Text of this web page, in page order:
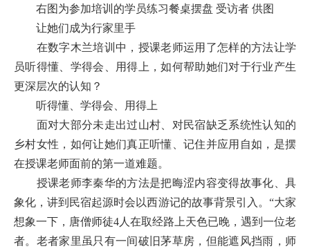
右图为参加培训的学员练习餐桌摆盘 受访者 供图
让她们成为行家里手
在数字木兰培训中，授课老师运用了怎样的方法让学
员听得懂、学得会、用得上，如何帮助她们对于行业产生
更深层次的认知？
听得懂、学得会、用得上
面对大部分未走出过山村、对民宿缺乏系统性认知的
乡村女性，如何让她们真正听懂、记住并应用自如，是摆
在授课老师面前的第一道难题。
授课老师李秦华的方法是把晦涩内容变得故事化、具
象化，讲到民宿起源时会以西游记的故事背景引入。“大家
想象一下，唐僧师徒4人在取经路上天色已晚，遇到一位老
者。老者家里虽只有一间破旧茅草房，但能遮风挡雨，师